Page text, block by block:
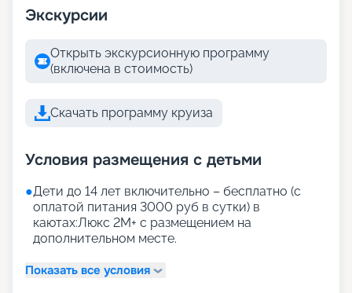
Экскурсии
Открыть экскурсионную программу
(включена в стоимость)
Скачать программу круиза
Условия размещения с детьми
●Дети до 14 лет включительно – бесплатно (с
оплатой питания 3000 руб в сутки) в
каютах:Люкс 2М+ с размещением на
дополнительном месте.
Показать все условия